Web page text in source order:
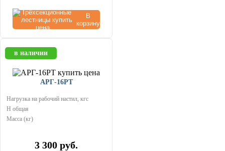
В
корзину
в наличии
АРГ-16РТ
Нагрузка на рабочий настил, кгс
Н общая
Масса (кг)
3 300 руб.